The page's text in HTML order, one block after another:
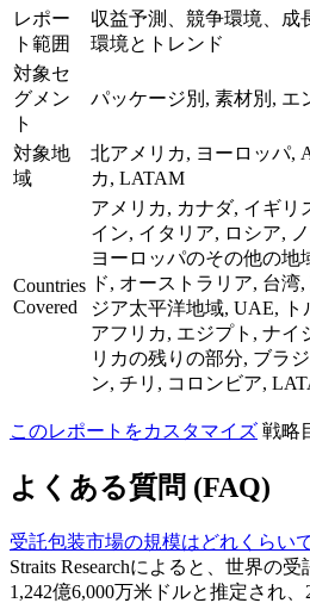
レポー
ト範囲
収益予測、競争環境、成
環境とトレンド
対象セ
グメン
ト
パッケージ別, 素材別, エ
対象地
域
北アメリカ, ヨーロッパ,
カ, LATAM
Countries
Covered
アメリカ, カナダ, イギリ
イン, イタリア, ロシア,
ヨーロッパのその他の地
ド, オーストラリア, 台
ジア太平洋地域, UAE,
アフリカ, エジプト, ナイ
リカの残りの部分, ブラ
ン, チリ, コロンビア,
このレポートをカスタマイズ 戦略
よくある質問 (FAQ)
受託包装市場の規模はどれくらい
Straits Researchによると、世界の
1,242億6,000万米ドルと推定され